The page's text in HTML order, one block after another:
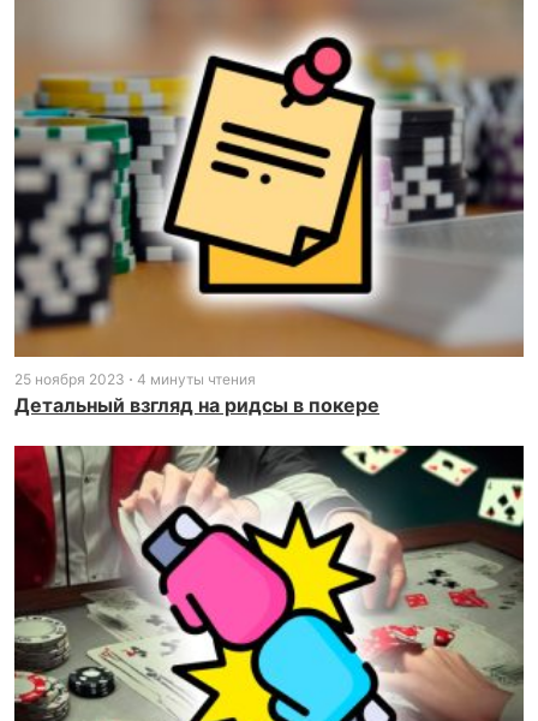
25 ноября 2023 4 минуты чтения
Детальный взгляд на ридсы в покере